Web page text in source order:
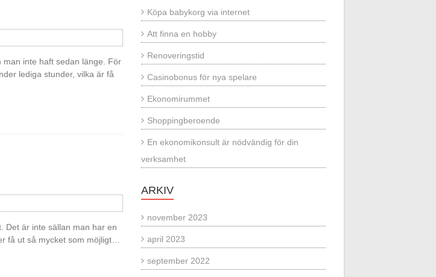
inte haft sedan länge. För
lediga stunder, vilka är få
Det är inte sällan man har en
få ut så mycket som möjligt…
Köpa babykorg via internet
Att finna en hobby
Renoveringstid
Casinobonus för nya spelare
Ekonomirummet
Shoppingberoende
En ekonomikonsult är nödvändig för din
verksamhet
ARKIV
november 2023
april 2023
september 2022